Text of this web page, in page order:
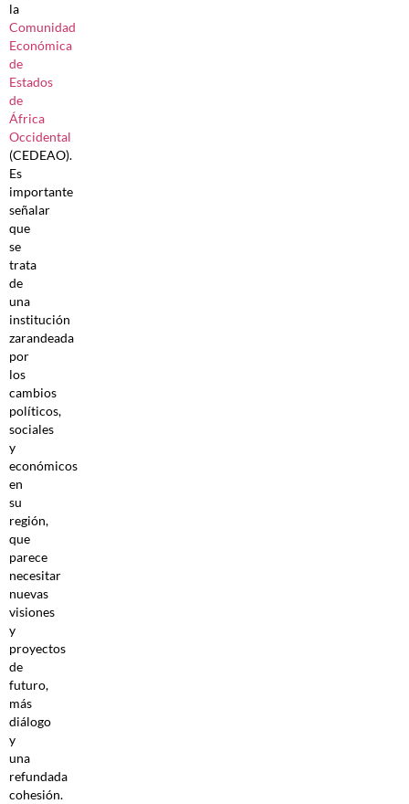
la
Comunidad
Económica
de
Estados
de
África
Occidental
(CEDEAO).
Es
importante
señalar
que
se
trata
de
una
institución
zarandeada
por
los
cambios
políticos,
sociales
y
económicos
en
su
región,
que
parece
necesitar
nuevas
visiones
y
proyectos
de
futuro,
más
diálogo
y
una
refundada
cohesión.